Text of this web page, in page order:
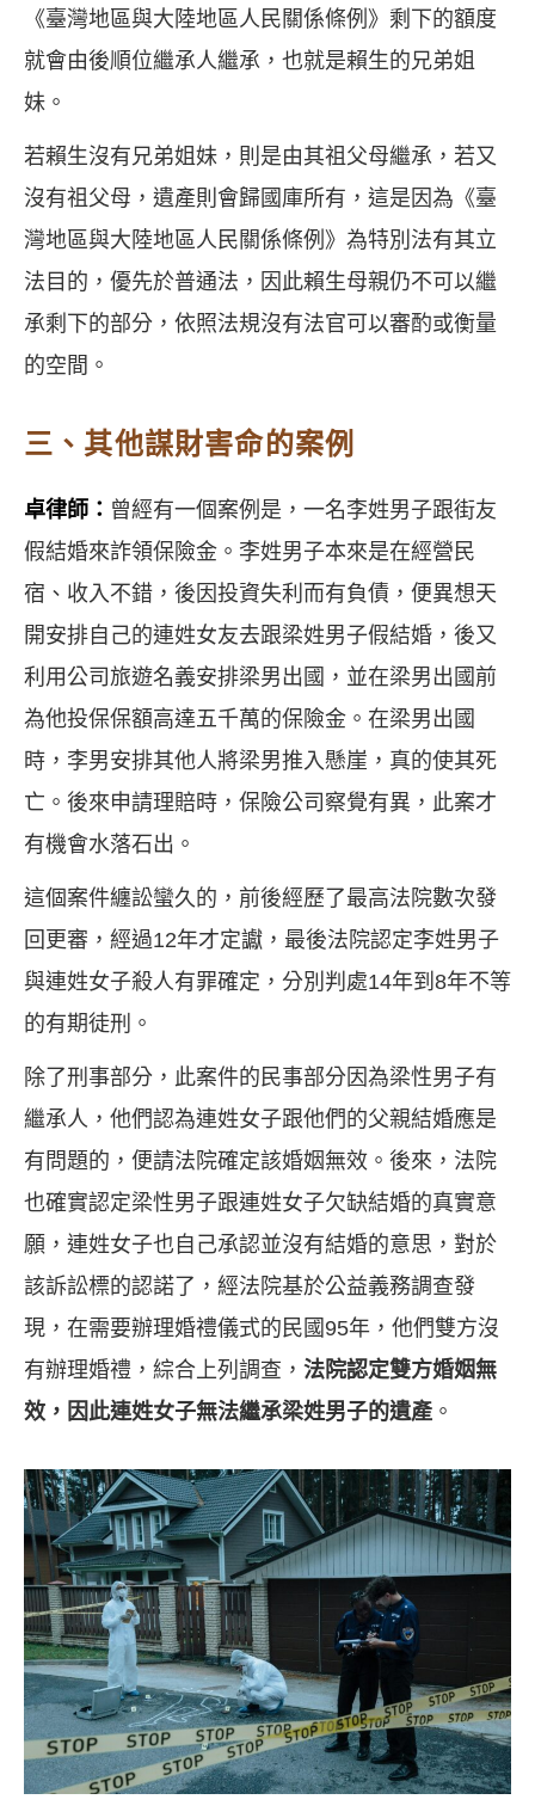
《臺灣地區與大陸地區人民關係條例》剩下的額度
就會由後順位繼承人繼承，也就是賴生的兄弟姐
妹。
若賴生沒有兄弟姐妹，則是由其祖父母繼承，若又
沒有祖父母，遺產則會歸國庫所有，這是因為《臺
灣地區與大陸地區人民關係條例》為特別法有其立
法目的，優先於普通法，因此賴生母親仍不可以繼
承剩下的部分，依照法規沒有法官可以審酌或衡量
的空間。
三、其他謀財害命的案例
卓律師： 曾經有一個案例是，一名李姓男子跟街友
假結婚來詐領保險金。李姓男子本來是在經營民
宿、收入不錯，後因投資失利而有負債，便異想天
開安排自己的連姓女友去跟梁姓男子假結婚，後又
利用公司旅遊名義安排梁男出國，並在梁男出國前
為他投保保額高達五千萬的保險金。在梁男出國
時，李男安排其他人將梁男推入懸崖，真的使其死
亡。後來申請理賠時，保險公司察覺有異，此案才
有機會水落石出。
這個案件纏訟蠻久的，前後經歷了最高法院數次發
回更審，經過12年才定讞，最後法院認定李姓男子
與連姓女子殺人有罪確定，分別判處14年到 8年不等
的有期徒刑。
除了刑事部分，此案件的民事部分因為梁性男子有
繼承人，他們認為連姓女子跟他們的父親結婚應是
有問題的，便請法院確定該婚姻無效。後來，法院
也確實認定梁性男子跟連姓女子欠缺結婚的真實意
願，連姓女子也自己承認並沒有結婚的意思，對於
該訴訟標的認諾了，經法院基於公益義務調查發
現，在需要辦理婚禮儀式的民國95年，他們雙方沒
有辦理婚禮，綜合上列調查， 法院認定雙方婚姻無
效，因此連姓女子無法繼承梁姓男子的遺產 。